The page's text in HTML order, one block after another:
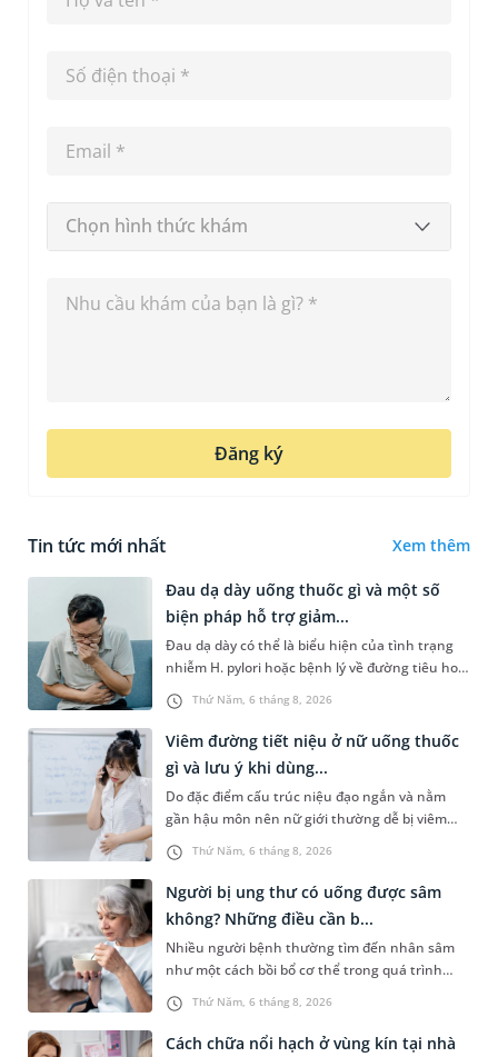
Chọn hình thức khám
Đăng ký
Tin tức mới nhất Xem thêm
Thứ Năm, 6 tháng 8, 2026
Đau dạ dày uống thuốc gì và một số
biện pháp hỗ trợ giảm...
Đau dạ dày có thể là biểu hiện của tình trạng
nhiễm H. pylori hoặc bệnh lý về đường tiêu hoá
khác. Dựa theo nguyên nhân cụ thể, bác sĩ sẽ
cân nhắc chỉ định p...
Thứ Năm, 6 tháng 8, 2026
Viêm đường tiết niệu ở nữ uống thuốc
gì và lưu ý khi dùng...
Do đặc điểm cấu trúc niệu đạo ngắn và nằm
gần hậu môn nên nữ giới thường dễ bị viêm
đường tiết niệu hơn nam giới. Tùy theo nguyên
nhân, mức độ nhiễm trùng và...
Thứ Năm, 6 tháng 8, 2026
Người bị ung thư có uống được sâm
không? Những điều cần b...
Nhiều người bệnh thường tìm đến nhân sâm
như một cách bồi bổ cơ thể trong quá trình
điều trị ung thư. Tuy nhiên, câu hỏi người bị
ung thư có uống được sâm kh...
Cách chữa nổi hạch ở vùng kín tại nhà